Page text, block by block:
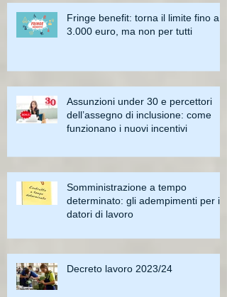
Fringe benefit: torna il limite fino a
3.000 euro, ma non per tutti
Assunzioni under 30 e percettori
dell’assegno di inclusione: come
funzionano i nuovi incentivi
Somministrazione a tempo
determinato: gli adempimenti per i
datori di lavoro
Decreto lavoro 2023/24